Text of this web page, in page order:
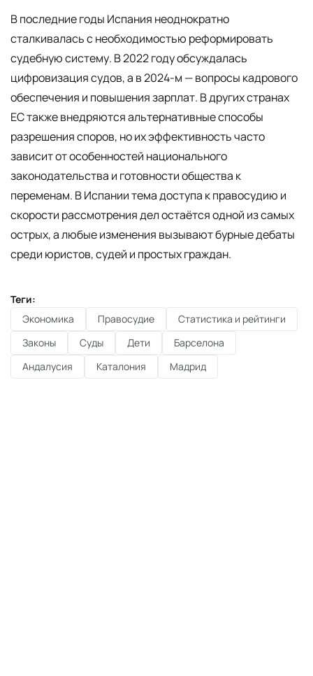
В последние годы Испания неоднократно
сталкивалась с необходимостью реформировать
судебную систему. В 2022 году обсуждалась
цифровизация судов, а в 2024-м — вопросы кадрового
обеспечения и повышения зарплат. В других странах
ЕС также внедряются альтернативные способы
разрешения споров, но их эффективность часто
зависит от особенностей национального
законодательства и готовности общества к
переменам. В Испании тема доступа к правосудию и
скорости рассмотрения дел остаётся одной из самых
острых, а любые изменения вызывают бурные дебаты
среди юристов, судей и простых граждан.
Теги:
Экономика
Правосудие
Статистика и рейтинги
Законы
Суды Дети
Барселона
Андалусия
Каталония Мадрид